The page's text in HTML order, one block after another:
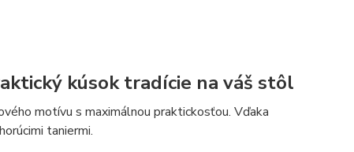
kúsok tradície na váš stôl
motívu s maximálnou praktickosťou. Vďaka
taniermi.